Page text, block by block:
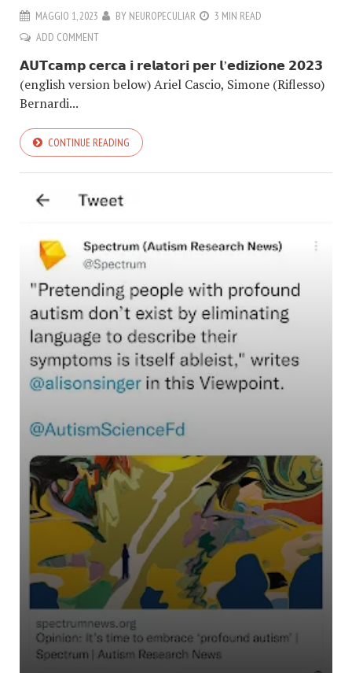
MAGGIO 1, 2023 BY NEUROPECULIAR
3 MIN READ
ADD COMMENT
𝗔𝗨𝗧𝗰𝗮𝗺𝗽 𝗰𝗲𝗿𝗰𝗮 𝗶 𝗿𝗲𝗹𝗮𝘁𝗼𝗿𝗶 𝗽𝗲𝗿 𝗹’𝗲𝗱𝗶𝘇𝗶𝗼𝗻𝗲 𝟮𝟬𝟮𝟯
(english version below) Ariel Cascio, Simone (Riflesso)
Bernardi...
CONTINUE READING